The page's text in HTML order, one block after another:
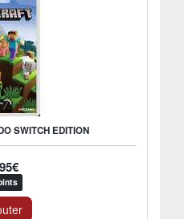
SWITCH EDITION